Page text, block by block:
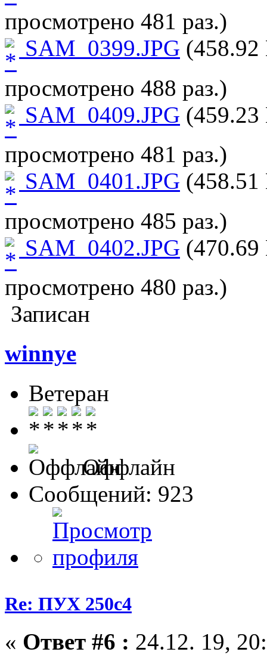
просмотрено 481 раз.)
SAM_0399.JPG
просмотрено 488 раз.)
SAM_0409.JPG
просмотрено 481 раз.)
SAM_0401.JPG
просмотрено 485 раз.)
SAM_0402.JPG
просмотрено 480 раз.)
Записан
winnye
Ветеран
Оффлайн
Сообщений: 923
Re: ПУХ 250с4
« Ответ #6 : 24.12. 19,